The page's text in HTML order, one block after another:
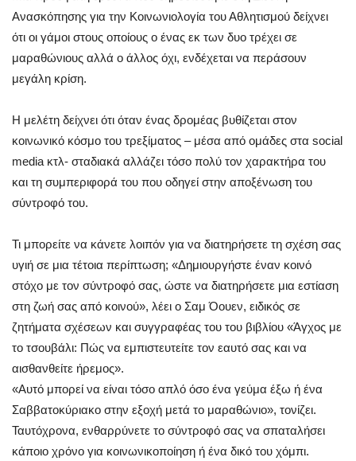
Ανασκόπησης για την Κοινωνιολογία του Αθλητισμού δείχνει
ότι οι γάμοι στους οποίους ο ένας εκ των δυο τρέχει σε
μαραθώνιους αλλά ο άλλος όχι, ενδέχεται να περάσουν
μεγάλη κρίση.
Η μελέτη δείχνει ότι όταν ένας δρομέας βυθίζεται στον
κοινωνικό κόσμο του τρεξίματος – μέσα από ομάδες στα social
media κτλ- σταδιακά αλλάζει τόσο πολύ τον χαρακτήρα του
και τη συμπεριφορά του που οδηγεί στην αποξένωση του
σύντροφό του.
Τι μπορείτε να κάνετε λοιπόν για να διατηρήσετε τη σχέση σας
υγιή σε μια τέτοια περίπτωση; «Δημιουργήστε έναν κοινό
στόχο με τον σύντροφό σας, ώστε να διατηρήσετε μια εστίαση
στη ζωή σας από κοινού», λέει ο Σαμ Όουεν, ειδικός σε
ζητήματα σχέσεων και συγγραφέας του του βιβλίου «Άγχος με
το τσουβάλι: Πώς να εμπιστευτείτε τον εαυτό σας και να
αισθανθείτε ήρεμος».
«Αυτό μπορεί να είναι τόσο απλό όσο ένα γεύμα έξω ή ένα
Σαββατοκύριακο στην εξοχή μετά το μαραθώνιο», τονίζει.
Ταυτόχρονα, ενθαρρύνετε το σύντροφό σας να σπαταλήσει
κάποιο χρόνο για κοινωνικοποίηση ή ένα δικό του χόμπι.